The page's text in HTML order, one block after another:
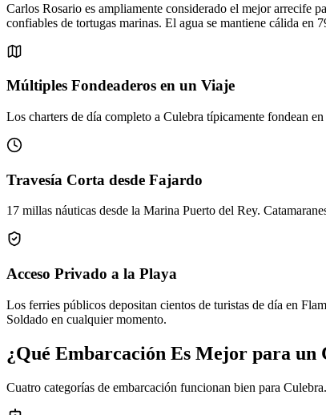
Carlos Rosario es ampliamente considerado el mejor arrecife
confiables de tortugas marinas. El agua se mantiene cálida
Múltiples Fondeaderos en un Viaje
Los charters de día completo a Culebra típicamente fondean
Travesía Corta desde Fajardo
17 millas náuticas desde la Marina Puerto del Rey.
Acceso Privado a la Playa
Los ferries públicos depositan cientos de turistas de día en
Soldado en cualquier momento.
¿Qué Embarcación Es Mejor para un
Cuatro categorías de embarcación funcionan bien para